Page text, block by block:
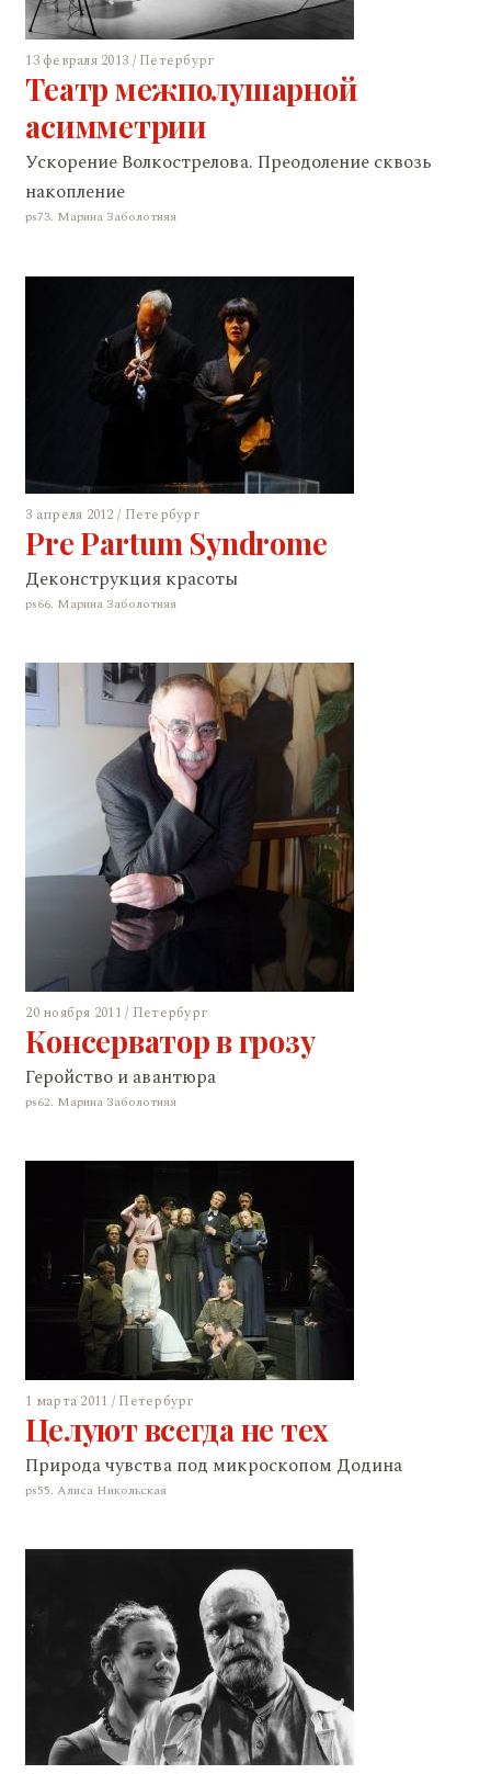
13 февраля 2013 / Петербург
Театр межполушарной
асимметрии
Ускорение Волкострелова. Преодоление сквозь
накопление
ps73. Марина Заболотняя
3 апреля 2012 / Петербург
Pre Partum Syndrome
Деконструкция красоты
ps66. Марина Заболотняя
20 ноября 2011 / Петербург
Консерватор в грозу
Геройство и авантюра
ps62. Марина Заболотняя
1 марта 2011 / Петербург
Целуют всегда не тех
Природа чувства под микроскопом Додина
ps55. Алиса Никольская